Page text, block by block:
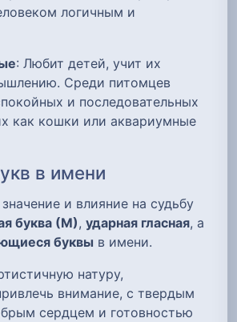
логичным и
: Любит детей, учит их
Среди питомцев
и последовательных
как кошки или аквариумные
в имени
и влияние на судьбу
буква (М), ударная гласная, а
буквы в имени.
натуру,
внимание, с твердым
сердцем и готовностью